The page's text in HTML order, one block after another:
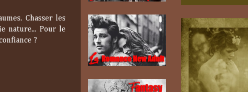
Chasser les
nature... Pour le
?